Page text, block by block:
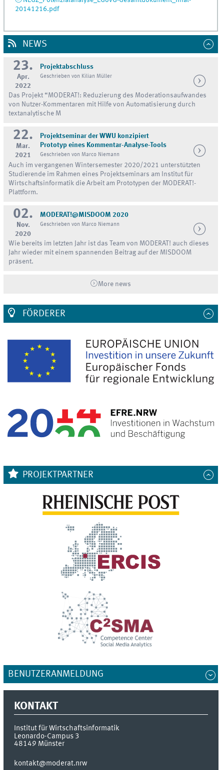
20141216.pdf
NEWS
23.
Apr.
2022
Projektabschluss
Geschrieben von Kilian Müller
Das Projekt “MODERAT!: Reduzierung des Moderationsaufwandes
von Nutzer-Kommentaren mit Hilfe von Automatisierung durch
textanalytische M
22.
Mar.
2021
Projektseminar der WWU konzipiert
Prototyp eines Kommentar-Analyse-Tools
Geschrieben von Marco Niemann
Auch im vergangenen Wintersemester 2020/2021 unterstützten
Studierende im Rahmen eines Projektseminars am Institut für
Wirtschaftsinformatik die Arbeit am Prototypen der MODERAT!-
Plattform.
02.
Nov.
2020
MODERAT!@MISDOOM 2020
Geschrieben von Marco Niemann
Wie bereits im letzten Jahr ist das Team von MODERAT! auch dieses
Jahr wieder mit einem spannenden Beitrag auf der MISDOOM
präsent.
More news
FÖRDERER
PROJEKTPARTNER
BENUTZERANMELDUNG
KONTAKT
Institut für Wirtschaftsinformatik
Leonardo-Campus 3
48149 Münster
kontakt@moderat.nrw